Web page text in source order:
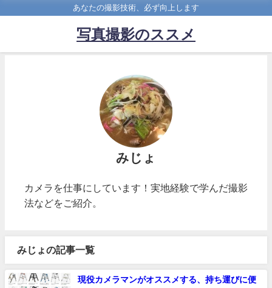
あなたの撮影技術、必ず向上します
写真撮影のススメ
みじょ
カメラを仕事にしています！実地経験で学んだ撮影
法などをご紹介。
みじょの記事一覧
現役カメラマンがオススメする、持ち運びに便